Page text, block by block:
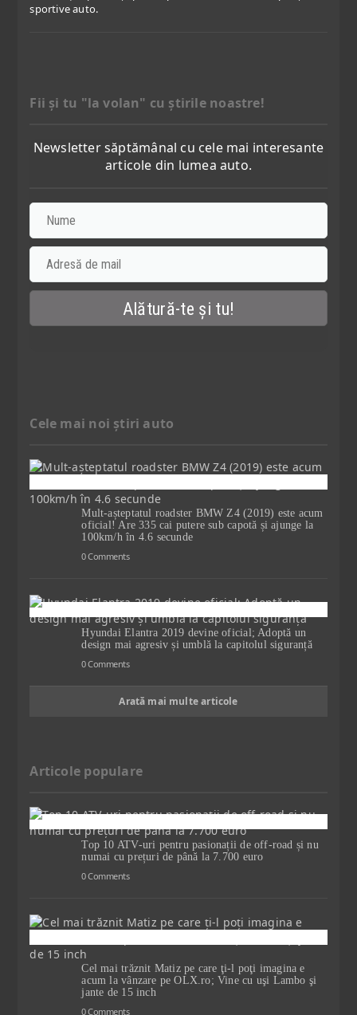
sportive auto.
Fii şi tu "la volan" cu ştirile noastre!
Newsletter săptămânal cu cele mai interesante
articole din lumea auto.
Cele mai noi știri auto
Mult-așteptatul roadster BMW Z4 (2019) este acum
oficial! Are 335 cai putere sub capotă și ajunge la
100km/h în 4.6 secunde
0 Comments
Hyundai Elantra 2019 devine oficial; Adoptă un
design mai agresiv și umblă la capitolul siguranță
0 Comments
Arată mai multe articole
Articole populare
Top 10 ATV-uri pentru pasionații de off-road și nu
numai cu prețuri de până la 7.700 euro
0 Comments
Cel mai trăznit Matiz pe care ţi-l poţi imagina e
acum la vânzare pe OLX.ro; Vine cu uşi Lambo şi
jante de 15 inch
0 Comments